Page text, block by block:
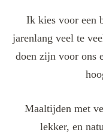
Ik kies voor een
jarenlang veel te
doen zijn voor ons
Maaltijden met
lekker, en